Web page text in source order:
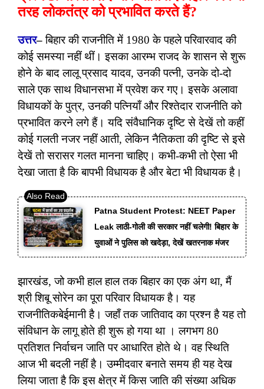
तरह लोकतंत्र को प्रभावित करते हैं?
उत्तर–बिहार की राजनीति में 1980 के पहले परिवारवाद की
कोई समस्या नहीं थीं। इसका आरम्भ राजद के शासन से शुरू
होने के बाद लालू प्रसाद यादव, उनकी पत्नी, उनके दो-दो
साले एक साथ विधानसभा में प्रवेश कर गए। इसके अलावा
विधायकों के पुत्र, उनकी पत्नियाँ और रिश्तेदार राजनीति को
प्रभावित करने लगे हैं। यदि संवैधानिक दृष्टि से देखें तो कहीं
कोई गलती नजर नहीं आती, लेकिन नैतिकता की दृष्टि से इसे
देखें तो सरासर गलत मानना चाहिए। कभी-कभी तो ऐसा भी
देखा जाता है कि बापभी विधायक है और बेटा भी विधायक है।
Patna Student Protest: NEET Paper
Leak लाठी-गोली की सरकार नहीं चलेगी! बिहार के
युवाओं ने पुलिस को खदेड़ा, देखें खतरनाक मंजर
झारखंड, जो कभी हाल हाल तक बिहार का एक अंग था, मैं
श्री शिबू सोरेन का पूरा परिवार विधायक है। यह
राजनीतिकबेईमानी है। जहाँ तक जातिवाद का प्रश्न है यह तो
संविधान के लागू होते ही शुरू हो गया था । लगभग 80
प्रतिशत निर्वाचन जाति पर आधारित होते थे। वह स्थिति
आज भी बदली नहीं है। उम्मीदवार बनाते समय ही यह देख
लिया जाता है कि इस क्षेत्र में किस जाति की संख्या अधिक